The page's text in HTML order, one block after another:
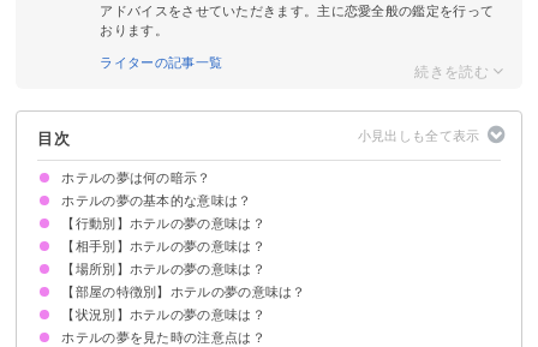
アドバイスをさせていただきます。主に恋愛全般の鑑定を行って
おります。
ライターの記事一覧
目次
ホテルの夢は何の暗示？
ホテルの夢の基本的な意味は？
①休息が必要な暗示
②非日常を求めている暗示
状況によって意味が決まる
【行動別】ホテルの夢の意味は？
ホテルに泊まる夢【警告夢】
ホテルで迷う夢【凶夢】
ホテルで働く夢【凶夢】
ホテルにチェックインする夢【警告夢】
ホテルをチェックアウトする夢【吉夢】
ホテルで隠れる夢【警告夢】
ホテルを予約する夢【願望夢】
【相手別】ホテルの夢の意味は？
知らない人とホテルに行く夢【吉夢】
異性とホテルに行く夢【吉夢・願望夢】
好きな人とホテルに行く夢【吉夢】
家族とホテルに行く夢【吉夢】
友達とホテルに行く夢【吉夢】
知人とホテルに行く夢【吉夢】
1人でホテルに行く夢【凶夢】
【場所別】ホテルの夢の意味は？
ホテルのエレベーターの夢【吉夢】
ホテルのロビーの夢【吉夢・凶夢】
ホテルの風呂の夢【吉夢】
ホテルの最上階の夢【凶夢】
ホテルのベッドの夢【凶夢】
ホテルのレストランの夢【吉夢】
【部屋の特徴別】ホテルの夢の意味は？
ホテルの広い部屋の夢【凶夢】
ホテルのスイートルームの夢【吉夢】
ホテルの和室の夢【願望夢】
【状況別】ホテルの夢の意味は？
旅行でホテルに泊まる夢【警告夢】
ホテルでダブルブッキングする夢【警告夢】
ホテルが怖い夢【凶夢】
高級ホテルの夢【吉夢】
ホテルが火事になる夢【吉夢】
ホテルを探している夢【警告夢】
ホテルで地震が起こる夢【吉夢】
ホテルの夢を見た時の注意点は？